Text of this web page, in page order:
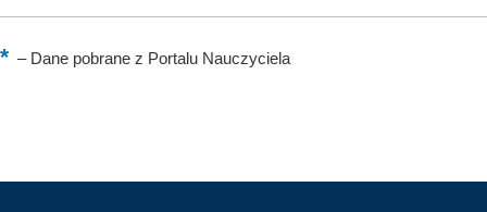
–Dane pobrane z Portalu Nauczyciela